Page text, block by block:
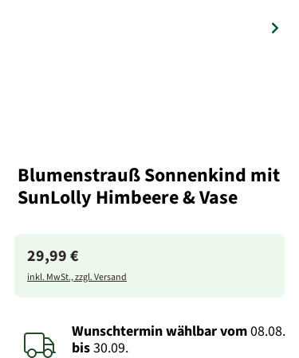
Blumenstrauß Sonnenkind mit
SunLolly Himbeere & Vase
29,99 €
inkl. MwSt., zzgl. Versand
Wunschtermin wählbarvom08.08.
bis30.09.